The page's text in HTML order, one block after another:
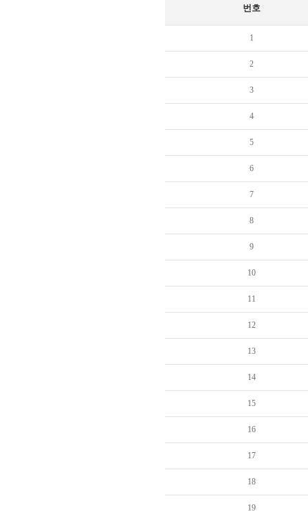
번호
1
2
3
4
5
6
7
8
9
10
11
12
13
14
15
16
17
18
19